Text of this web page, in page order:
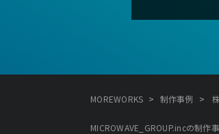
MOREWORKS > 制作事例 >
MICROWAVE_GROUP.incの制作